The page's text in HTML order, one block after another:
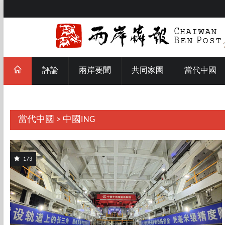
評論 兩岸要聞 共同家園 當代中國
當代中國 > 中國ING
173